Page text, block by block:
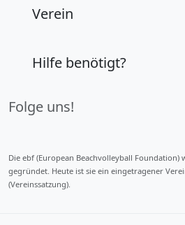
Verein
Hilfe benötigt?
Folge uns!
Die ebf (European Beachvolleyball Foundation)
gegründet. Heute ist sie ein eingetragener
(Vereinssatzung).